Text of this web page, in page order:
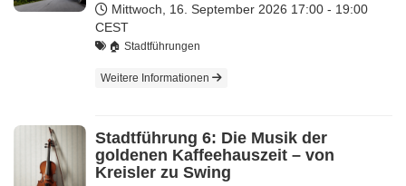
Mittwoch, 16. September 2026 17:00 - 19:00
CEST
🏠 Stadtführungen
Weitere Informationen
Stadtführung 6: Die Musik der
goldenen Kaffeehauszeit – von
Kreisler zu Swing